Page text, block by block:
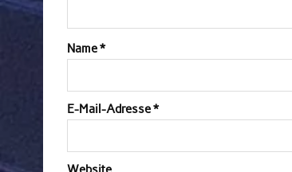
Name*
E-Mail-Adresse*